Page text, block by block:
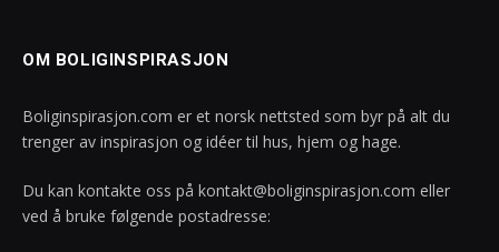
OM BOLIGINSPIRASJON
Boliginspirasjon.com er et norsk nettsted som byr på alt du
trenger av inspirasjon og idéer til hus, hjem og hage.
Du kan kontakte oss på kontakt@boliginspirasjon.com eller
ved å bruke følgende postadresse: